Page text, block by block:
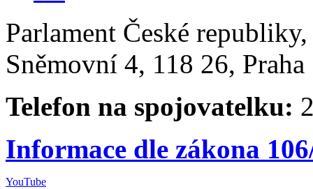
Parlament České
Sněmovní 4, 118 26,
Telefon na spojovatelku:
Informace dle zákona
YouTube